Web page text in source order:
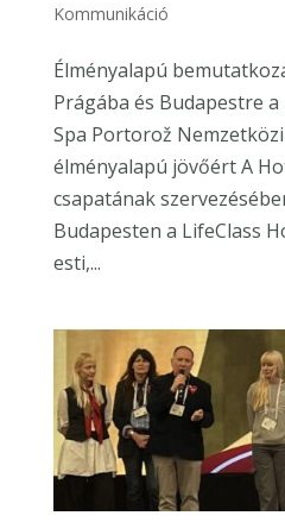
Kommunikáció
Élményalapú
Prágába és Budapestre
Spa Portorož
élményalapú jövőért A
csapatának
Budapesten a LifeClass
esti,...